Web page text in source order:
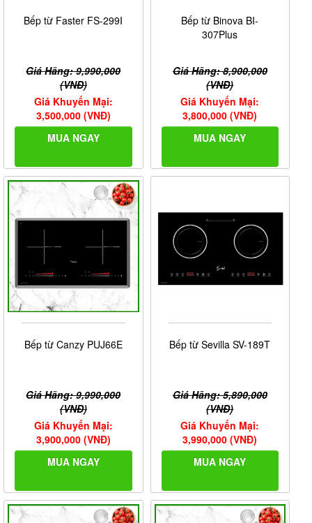
Bếp từ Faster FS-299I
Giá Hãng: 9,990,000
(VNĐ)
Giá Khuyến Mại:
3,500,000 (VNĐ)
MUA NGAY
Bếp từ Binova BI-
307Plus
Giá Hãng: 8,900,000
(VNĐ)
Giá Khuyến Mại:
3,800,000 (VNĐ)
MUA NGAY
Bếp từ Canzy PUJ66E
Giá Hãng: 9,990,000
(VNĐ)
Giá Khuyến Mại:
3,900,000 (VNĐ)
MUA NGAY
Bếp từ Sevilla SV-189T
Giá Hãng: 5,890,000
(VNĐ)
Giá Khuyến Mại:
3,990,000 (VNĐ)
MUA NGAY